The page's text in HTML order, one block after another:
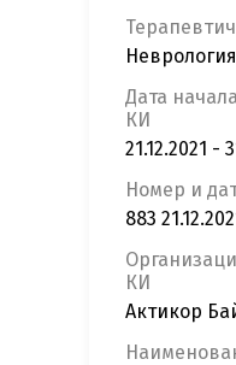
Неврология
Дата
КИ
21.12.2021 -
Номер и
883
КИ
Актикор